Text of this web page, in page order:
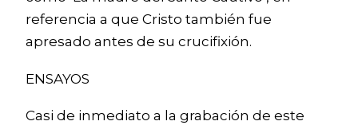
referencia a que Cristo también fue
apresado antes de su crucifixión.
ENSAYOS
Casi de inmediato a la grabación de este